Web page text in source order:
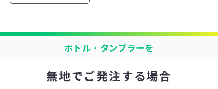
ボトル・タンブラーを
無地でご発注する場合